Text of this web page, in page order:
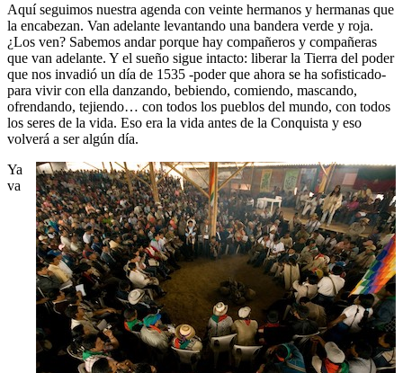
Aquí seguimos nuestra agenda con veinte hermanos y hermanas que
la encabezan. Van adelante levantando una bandera verde y roja.
¿Los ven? Sabemos andar porque hay compañeros y compañeras
que van adelante. Y el sueño sigue intacto: liberar la Tierra del poder
que nos invadió un día de 1535 -poder que ahora se ha sofisticado-
para vivir con ella danzando, bebiendo, comiendo, mascando,
ofrendando, tejiendo… con todos los pueblos del mundo, con todos
los seres de la vida. Eso era la vida antes de la Conquista y eso
volverá a ser algún día.
Ya
va